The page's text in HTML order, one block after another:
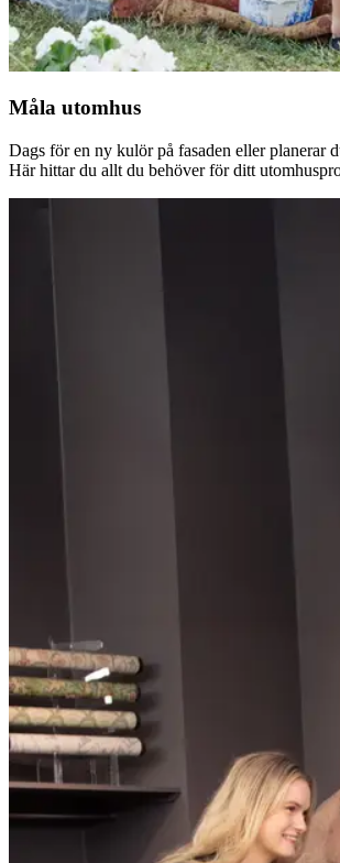
Måla utomhus
Dags för en ny kulör på fasaden eller planerar
Här hittar du allt du behöver för ditt